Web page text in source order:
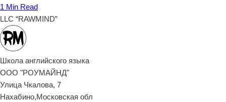
1 Min Read
LLC “RAWMIND”
Школа английского языка
ООО "РОУМАЙНД"
Улица Чкалова, 7
Нахабино,Московская обл